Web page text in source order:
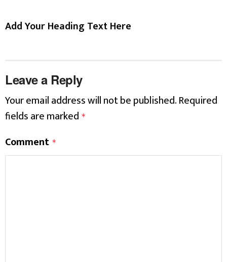
Add Your Heading Text Here
Leave a Reply
Your email address will not be published.Required
fields are marked *
Comment *